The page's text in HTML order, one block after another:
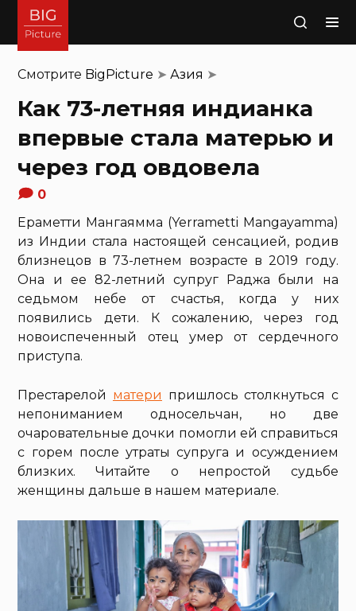
Поиск
Смотрите BigPicture ➤Азия ➤
Как 73-летняя индианка
впервые стала матерью и
через год овдовела
0
Ераметти Мангаямма (Yerrametti Mangayamma)
из Индии стала настоящей сенсацией, родив
близнецов в 73-летнем возрасте в 2019 году.
Она и ее 82-летний супруг Раджа были на
седьмом небе от счастья, когда у них
появились дети. К сожалению, через год
новоиспеченный отец умер от сердечного
приступа.
Престарелой матери пришлось столкнуться с
непониманием односельчан, но две
очаровательные дочки помогли ей справиться
с горем после утраты супруга и осуждением
близких. Читайте о непростой судьбе
женщины дальше в нашем материале.